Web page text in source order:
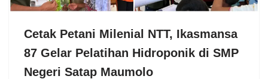
Cetak Petani Milenial NTT, Ikasmansa
87 Gelar Pelatihan Hidroponik di SMP
Negeri Satap Maumolo